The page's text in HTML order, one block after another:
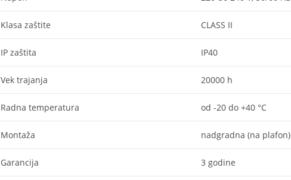
Klasa zaštite CLASS II
IP zaštita IP40
Vek trajanja 20000 h
Radna temperatura od -20 do +40 °C
Montaža nadgradna (na plafon)
Garancija 3 godine